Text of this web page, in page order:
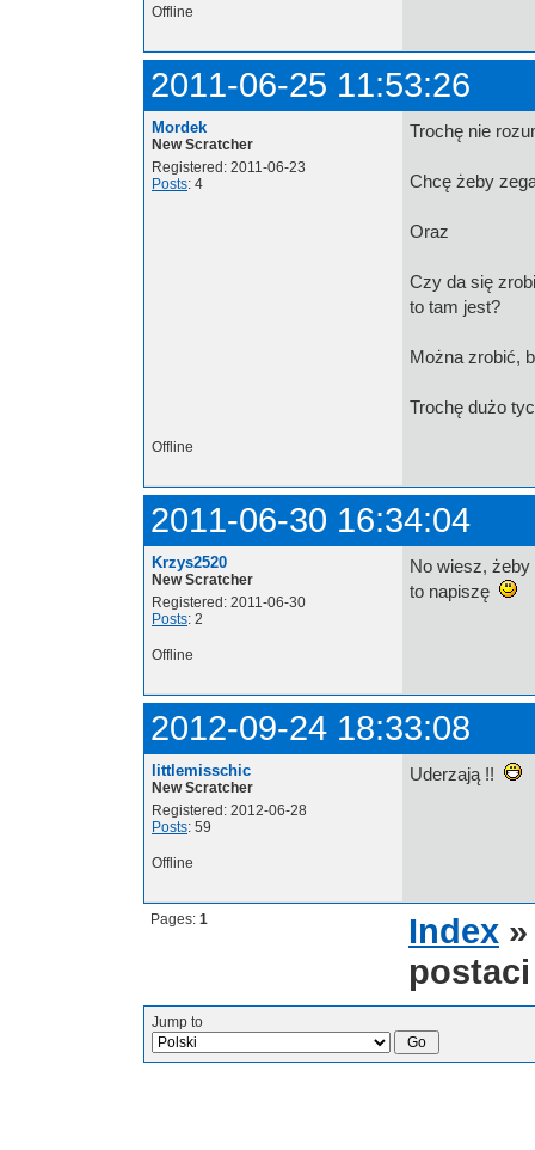
Offline
2011-06-25 11:53:26
Mordek
New Scratcher
Registered: 2011-06-23
Posts: 4
Trochę nie
Chcę żeby
Oraz
Czy da się
to tam jest?
Można zrobić,
Trochę dużo
Offline
2011-06-30 16:34:04
Krzys2520
New Scratcher
Registered: 2011-06-30
Posts: 2
No wiesz,
to napiszę
Offline
2012-09-24 18:33:08
littlemisschic
New Scratcher
Registered: 2012-06-28
Posts: 59
Uderzają !!
Offline
Pages: 1 Index
postaci
Jump to